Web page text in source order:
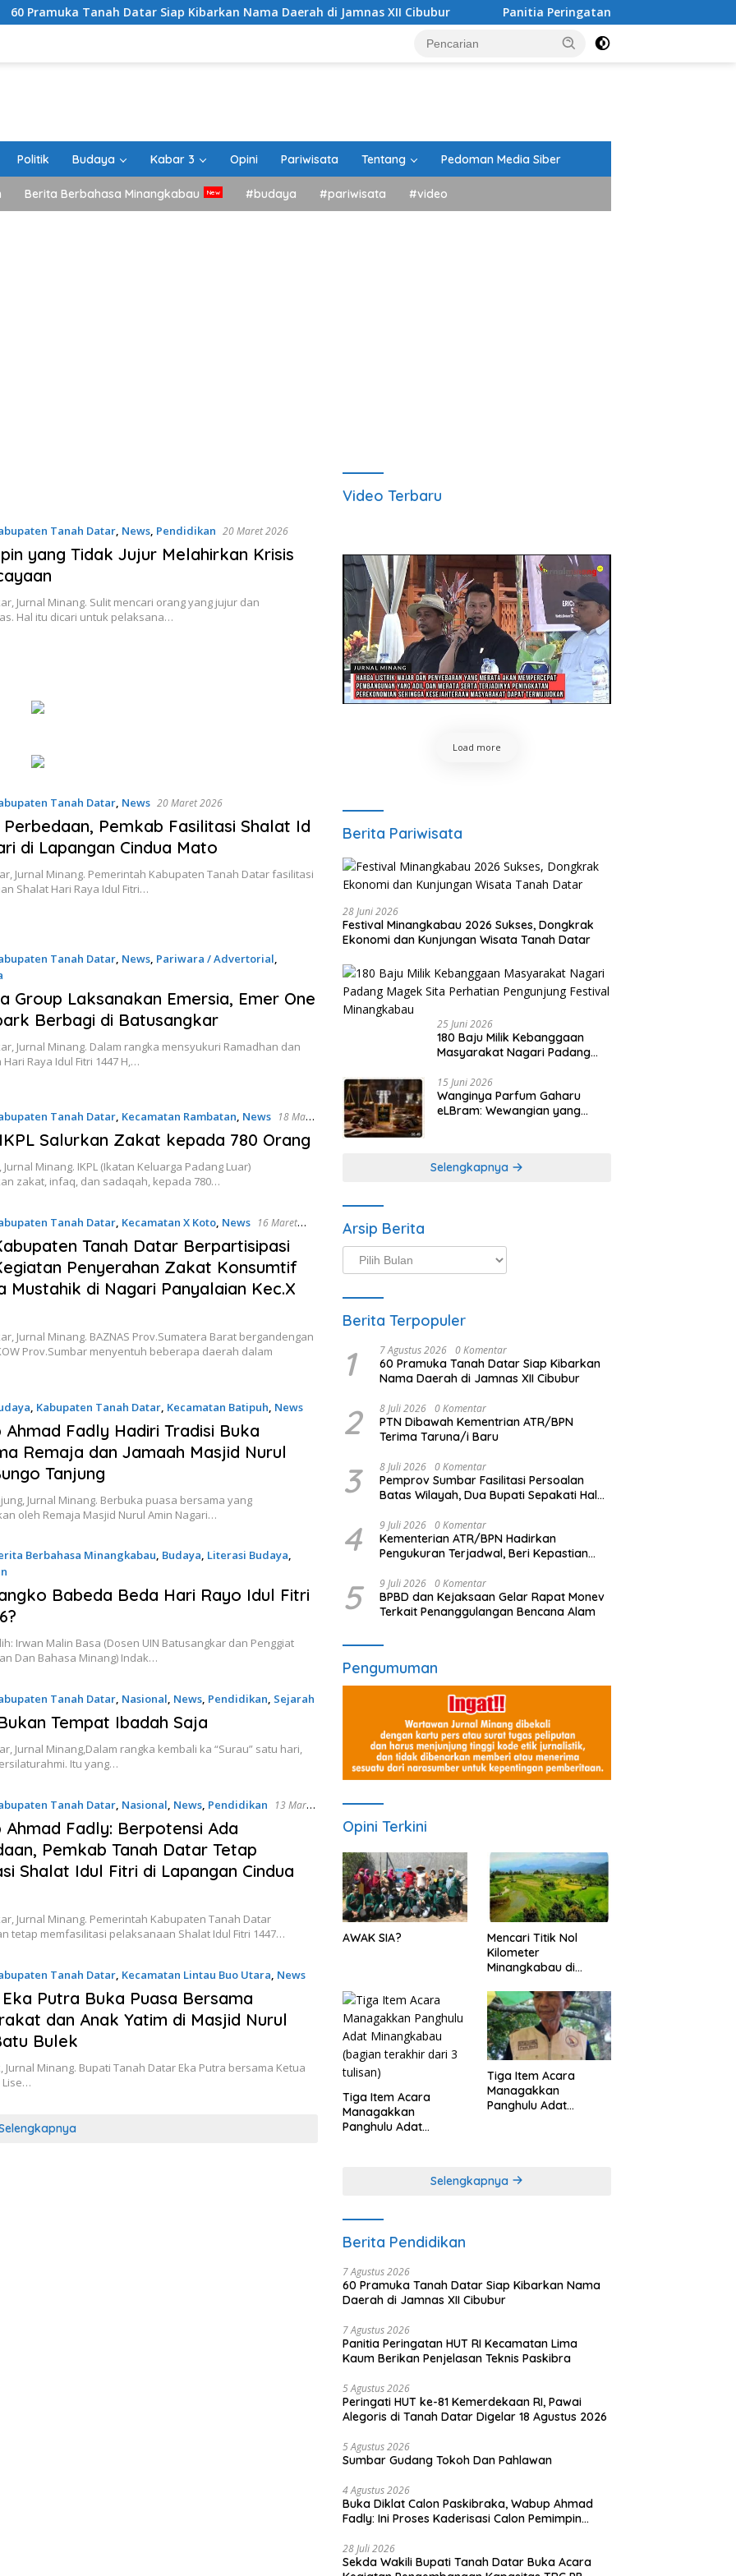
Tanah Datar Siap Kibarkan Nama Daerah di Jamnas XII Cibubur Panitia Peringatan HUT RI Kecamatan Lima Kaum
Politik Budaya Kabar 3 Opini Pariwisata Tentang Pedoman Media Siber
Berita Berbahasa Minangkabau #budaya #pariwisata #video
Tanah Datar, News, Pendidikan 20 Maret 2026
yang Tidak Jujur Melahirkan Krisis
Jurnal Minang. Sulit mencari orang yang jujur dan
Hal itu dicari untuk pelaksana…
Tanah Datar, News 20 Maret 2026
Perbedaan, Pemkab Fasilitasi Shalat Id
di Lapangan Cindua Mato
Jurnal Minang. Pemerintah Kabupaten Tanah Datar fasilitasi
Shalat Hari Raya Idul Fitri…
Tanah Datar, News, Pariwara / Advertorial,
Group Laksanakan Emersia, Emer One
Berbagi di Batusangkar
Jurnal Minang. Dalam rangka mensyukuri Ramadhan dan
Raya Idul Fitri 1447 H,…
Tanah Datar, Kecamatan Rambatan, News 18 Maret
Salurkan Zakat kepada 780 Orang
Jurnal Minang. IKPL (Ikatan Keluarga Padang Luar)
zakat, infaq, dan sadaqah, kepada 780…
Tanah Datar, Kecamatan X Koto, News 16 Maret
Tanah Datar Berpartisipasi
Penyerahan Zakat Konsumtif
Mustahik di Nagari Panyalaian Kec.X
Jurnal Minang. BAZNAS Prov.Sumatera Barat bergandengan
Prov.Sumbar menyentuh beberapa daerah dalam
, Kabupaten Tanah Datar, Kecamatan Batipuh, News
Ahmad Fadly Hadiri Tradisi Buka
Remaja dan Jamaah Masjid Nurul
Tanjung
Jurnal Minang. Berbuka puasa bersama yang
oleh Remaja Masjid Nurul Amin Nagari…
Berbahasa Minangkabau, Budaya, Literasi Budaya,
Babeda Beda Hari Rayo Idul Fitri
Irwan Malin Basa (Dosen UIN Batusangkar dan Penggiat
Dan Bahasa Minang) Indak…
Tanah Datar, Nasional, News, Pendidikan, Sejarah
Tempat Ibadah Saja
Jurnal Minang,Dalam rangka kembali ka “Surau” satu hari,
Itu yang…
Tanah Datar, Nasional, News, Pendidikan
13 Maret
Ahmad Fadly: Berpotensi Ada
Pemkab Tanah Datar Tetap
Shalat Idul Fitri di Lapangan Cindua
Jurnal Minang. Pemerintah Kabupaten Tanah Datar
tetap memfasilitasi pelaksanaan Shalat Idul Fitri 1447…
Tanah Datar, Kecamatan Lintau Buo Utara, News
Putra Buka Puasa Bersama
dan Anak Yatim di Masjid Nurul
Bulek
Jurnal Minang. Bupati Tanah Datar Eka Putra bersama Ketua
Lise…
Video Terbaru
Load more
Berita Pariwisata
28 Juni 2026
Festival Minangkabau 2026 Sukses, Dongkrak
Ekonomi dan Kunjungan Wisata Tanah Datar
25 Juni 2026
180 Baju Milik Kebanggaan
Masyarakat Nagari Padang
Pengunjung Festival
Minangkabau
15 Juni 2026
Wanginya Parfum Gaharu
eLBram: Wewangian yang
Selengkapnya
Arsip Berita
Arsip
Berita
Berita Terpopuler
1 7 Agustus 2026 0 Komentar
60 Pramuka Tanah Datar Siap Kibarkan
Nama Daerah di Jamnas XII Cibubur
2 8 Juli 2026 0 Komentar
PTN Dibawah Kementrian ATR/BPN
Terima Taruna/i Baru
3 8 Juli 2026 0 Komentar
Pemprov Sumbar Fasilitasi Persoalan
Batas Wilayah, Dua Bupati Sepakati Hal
4 9 Juli 2026 0 Komentar
Kementerian ATR/BPN Hadirkan
Pengukuran Terjadwal, Beri Kepastian
5 9 Juli 2026 0 Komentar
BPBD dan Kejaksaan Gelar Rapat Monev
Terkait Penanggulangan Bencana Alam
Pengumuman
Opini Terkini
AWAK SIA?
Mencari Titik Nol
Kilometer
Minangkabau di
Dimanakah Lokasi
nya?
Tiga Item Acara
Managakkan
Panghulu Adat
Tiga Item Acara
Managakkan
Panghulu Adat
Selengkapnya
Berita Pendidikan
7 Agustus 2026
60 Pramuka Tanah Datar Siap Kibarkan Nama
Daerah di Jamnas XII Cibubur
7 Agustus 2026
Panitia Peringatan HUT RI Kecamatan Lima
Kaum Berikan Penjelasan Teknis Paskibra
5 Agustus 2026
Peringati HUT ke-81 Kemerdekaan RI, Pawai
Alegoris di Tanah Datar Digelar 18 Agustus 2026
5 Agustus 2026
Sumbar Gudang Tokoh Dan Pahlawan
4 Agustus 2026
Buka Diklat Calon Paskibraka, Wabup Ahmad
Fadly: Ini Proses Kaderisasi Calon Pemimpin
28 Juli 2026
Sekda Wakili Bupati Tanah Datar Buka Acara